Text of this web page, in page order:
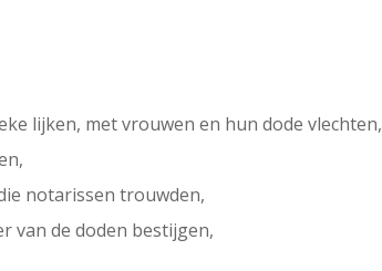
lijken, met vrouwen en hun dode vlechten,
notarissen trouwden,
van de doden bestijgen,